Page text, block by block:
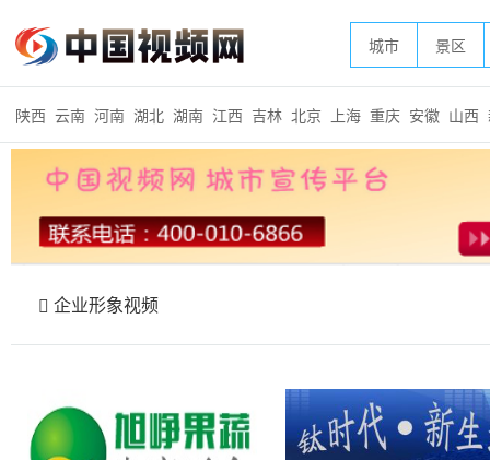
城市 景区
陕西 云南 河南 湖北 湖南 江西 吉林 北京 上海 重庆 安徽 山西
企业形象视频